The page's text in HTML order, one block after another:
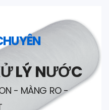
LÝ NƯỚC
- MÀNG RO -